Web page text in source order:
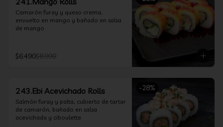
Camarón furay y queso crema,
envuelto en mango y bañado en salsa
de mango
$6.490$8.990
-28%
243.Ebi Acevichado Rolls
Salmón furay y palta, cubierto de tartar
de camarón, bañado en salsa
acevichada y ciboulette